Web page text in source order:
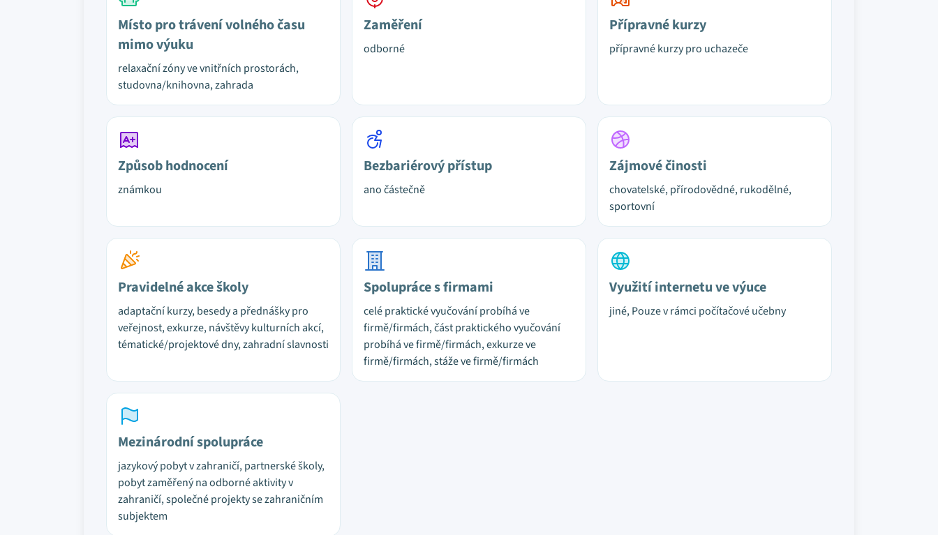
Místo pro trávení volného času
mimo výuku
relaxační zóny ve vnitřních prostorách,
studovna/knihovna, zahrada
Zaměření
odborné
Přípravné kurzy
přípravné kurzy pro uchazeče
Způsob hodnocení
známkou
Bezbariérový přístup
ano částečně
Zájmové činosti
chovatelské, přírodovědné, rukodělné,
sportovní
Pravidelné akce školy
adaptační kurzy, besedy a přednášky pro
veřejnost, exkurze, návštěvy kulturních akcí,
tématické/projektové dny, zahradní slavnosti
Spolupráce s firmami
celé praktické vyučování probíhá ve
firmě/firmách, část praktického vyučování
probíhá ve firmě/firmách, exkurze ve
firmě/firmách, stáže ve firmě/firmách
Využití internetu ve výuce
jiné, Pouze v rámci počítačové učebny
Mezinárodní spolupráce
jazykový pobyt v zahraničí, partnerské školy,
pobyt zaměřený na odborné aktivity v
zahraničí, společné projekty se zahraničním
subjektem